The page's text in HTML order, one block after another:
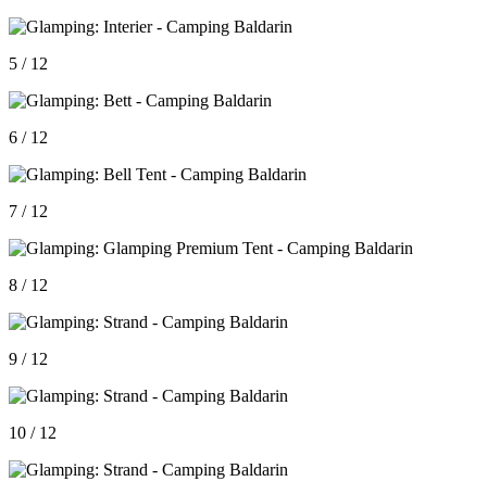
5 / 12
6 / 12
7 / 12
8 / 12
9 / 12
10 / 12